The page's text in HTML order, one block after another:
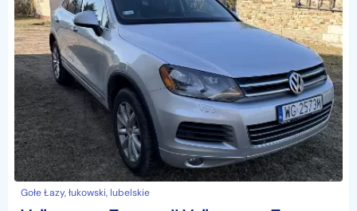
Gołe Łazy, łukowski, lubelskie